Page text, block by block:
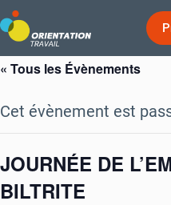
Passer
au
contenu
« Tous les Évènements
Cet évènement est
JOURNÉE DE
BILTRITE